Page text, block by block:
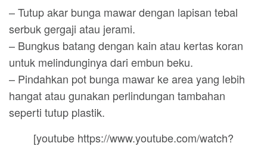
– Tutup akar bunga mawar dengan lapisan tebal
serbuk gergaji atau jerami.
– Bungkus batang dengan kain atau kertas koran
untuk melindunginya dari embun beku.
– Pindahkan pot bunga mawar ke area yang lebih
hangat atau gunakan perlindungan tambahan
seperti tutup plastik.
[youtube https://www.youtube.com/watch?